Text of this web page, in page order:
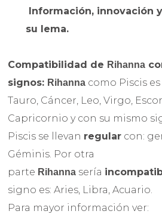
Información, innovación
su lema.
Compatibilidad de Rihanna
signos: Rihanna como Piscis es
Tauro, Cáncer, Leo, Virgo,
Capricornio y con su mismo
Piscis se llevan regular con:
Géminis. Por otra
parte Rihanna sería
signo es: Aries, Libra, Acuario.
Para mayor información ver: